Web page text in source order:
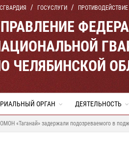
ГОСУСЛУГИ
ЧЕЛЯБИНСКОЙ
ОРГАН ДЕЯТЕЛЬНОСТЬ
«Таганай» задержали подозреваемого в